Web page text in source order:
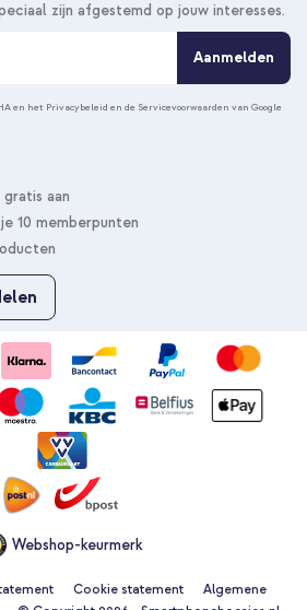
zijn afgestemd op jouw interesses.
Aanmelden
en het Privacybeleid en de Servicevoorwaarden van Google
aan
10 memberpunten
Webshop-keurmerk
Cookie statement
Algemene